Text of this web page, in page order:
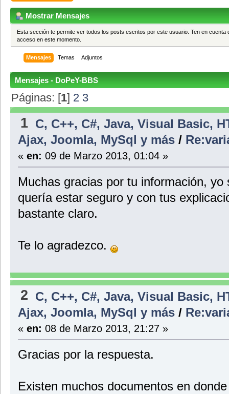
Mostrar Mensajes
Esta sección te permite ver todos los posts escritos por este usuario. Ten en
acceso en este momento.
Mensajes Temas Adjuntos
Mensajes - DoPeY-BBS
Páginas: [1] 2 3
1 C, C++, C#, Java, Visual Basic,
Ajax, Joomla, MySql y más/
« en: 09 de Marzo 2013, 01:04 »
Muchas gracias por tu información,
quería estar seguro y con tus
bastante claro.
Te lo agradezco.
2 C, C++, C#, Java, Visual Basic,
Ajax, Joomla, MySql y más/
« en: 08 de Marzo 2013, 21:27 »
Gracias por la respuesta.
Existen muchos documentos en